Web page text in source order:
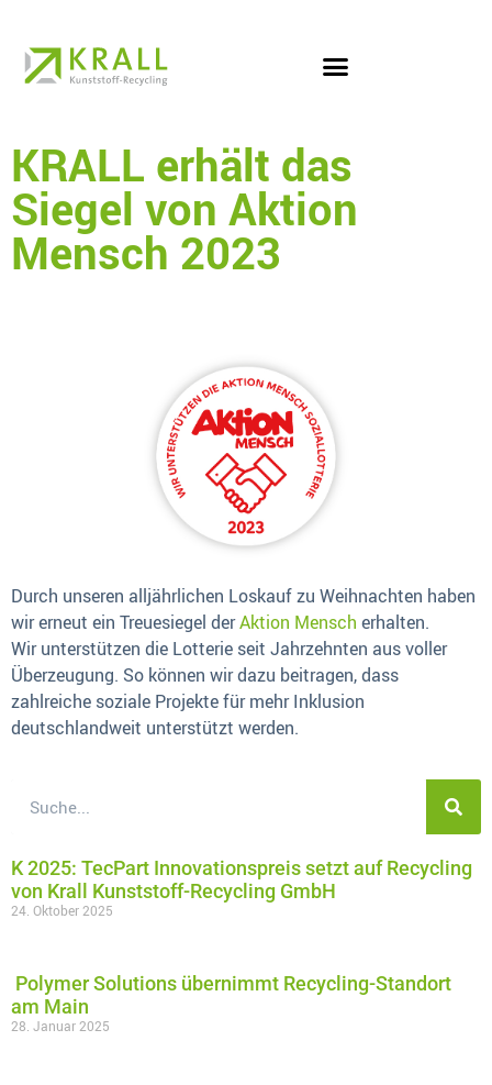
KRALL erhält das
Siegel von Aktion
Mensch 2023
Durch unseren alljährlichen Loskauf zu Weihnachten haben
wir erneut ein Treuesiegel derAktion Mensch erhalten.
Wir unterstützen die Lotterie seit Jahrzehnten aus voller
Überzeugung. So können wir dazu beitragen, dass
zahlreiche soziale Projekte für mehr Inklusion
deutschlandweit unterstützt werden.
K 2025: TecPart Innovationspreis setzt auf Recycling
von Krall Kunststoff-Recycling GmbH
24. Oktober 2025
Polymer Solutions übernimmt Recycling-Standort
am Main
28. Januar 2025